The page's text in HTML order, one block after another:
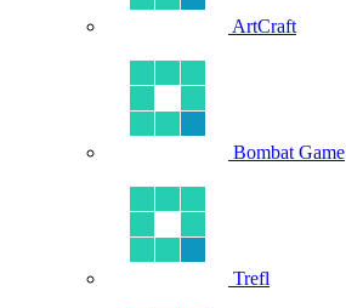
ArtCraft
Bombat Game
Trefl